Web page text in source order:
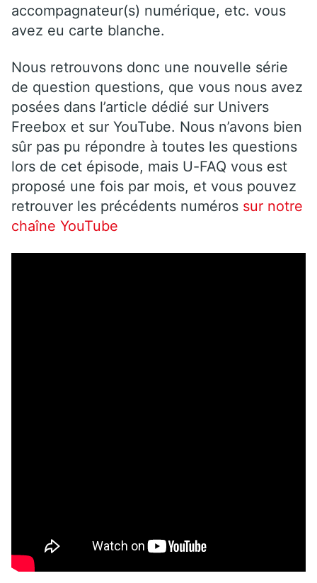
accompagnateur(s) numérique, etc. vous
avez eu carte blanche.
Nous retrouvons donc une nouvelle série
de question questions, que vous nous avez
posées dans l’article dédié sur Univers
Freebox et sur YouTube. Nous n’avons bien
sûr pas pu répondre à toutes les questions
lors de cet épisode, mais U-FAQ vous est
proposé une fois par mois, et vous pouvez
retrouver les précédents numéros sur notre
chaîne YouTube